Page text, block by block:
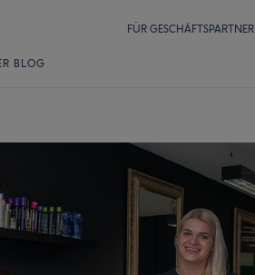
FÜR GESCHÄFTSPARTNER
BLOG